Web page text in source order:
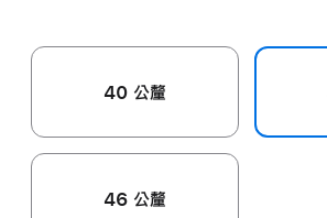
40 公釐
46 公釐